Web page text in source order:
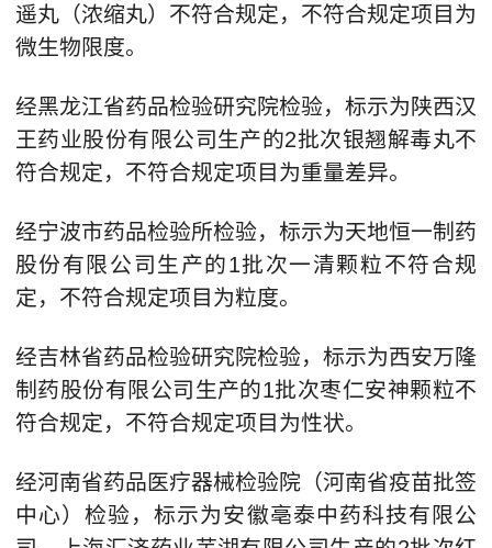
遥丸（浓缩丸）不符合规定，不符合规定项目为
微生物限度。
经黑龙江省药品检验研究院检验，标示为陕西汉
王药业股份有限公司生产的2批次银翘解毒丸不
符合规定，不符合规定项目为重量差异。
经宁波市药品检验所检验，标示为天地恒一制药
股份有限公司生产的1批次一清颗粒不符合规
定，不符合规定项目为粒度。
经吉林省药品检验研究院检验，标示为西安万隆
制药股份有限公司生产的1批次枣仁安神颗粒不
符合规定，不符合规定项目为性状。
经河南省药品医疗器械检验院（河南省疫苗批签
中心）检验，标示为安徽亳泰中药科技有限公